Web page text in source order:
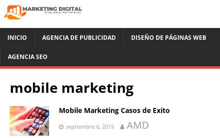
INICIO AGENCIA DE PUBLICIDAD DISEÑO DE PÁGINAS WEB
AGENCIA SEO
mobile marketing
Mobile Marketing Casos de Exito
septiembre 6, 2019 AMD